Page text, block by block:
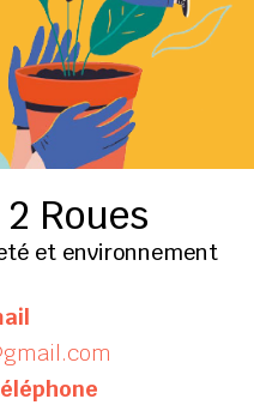
Roues
et environnement